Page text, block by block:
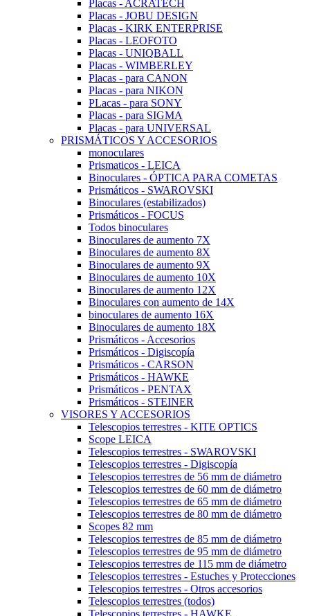
Placas - ACRATECH
Placas - JOBU DESIGN
Placas - KIRK ENTERPRISE
Placas - LEOFOTO
Placas - UNIQBALL
Placas - WIMBERLEY
Placas - para CANON
Placas - para NIKON
PLacas - para SONY
Placas - para SIGMA
Placas - para UNIVERSAL
PRISMÁTICOS Y ACCESORIOS
monoculares
Prismaticos - LEICA
Binoculares - ÓPTICA PARA COMETAS
Prismáticos - SWAROVSKI
Binoculares (estabilizados)
Prismáticos - FOCUS
Todos binoculares
Binoculares de aumento 7X
Binoculares de aumento 8X
Binoculares de aumento 9X
Binoculares de aumento 10X
Binoculares de aumento 12X
Binoculares con aumento de 14X
binoculares de aumento 16X
Binoculares de aumento 18X
Prismáticos - Accesorios
Prismáticos - Digiscopía
Prismáticos - CARSON
Prismáticos - HAWKE
Prismáticos - PENTAX
Prismáticos - STEINER
VISORES Y ACCESORIOS
Telescopios terrestres - KITE OPTICS
Scope LEICA
Telescopios terrestres - SWAROVSKI
Telescopios terrestres - Digiscopía
Telescopios terrestres de 56 mm de diámetro
Telescopios terrestres de 60 mm de diámetro
Telescopios terrestres de 65 mm de diámetro
Telescopios terrestres de 80 mm de diámetro
Scopes 82 mm
Telescopios terrestres de 85 mm de diámetro
Telescopios terrestres de 95 mm de diámetro
Telescopios terrestres de 115 mm de diámetro
Telescopios terrestres - Estuches y Protecciones
Telescopios terrestres - Otros accesorios
Telescopios terrestres (todos)
Telescopios terrestres - HAWKE